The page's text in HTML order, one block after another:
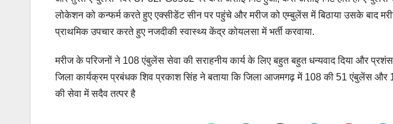
लोकेशन को कन्फर्म करते हुए एक्सीडेंट सीन पर पहुंचे और मरीज को एम्बुलेंस में बिठाया उसके बाद
प्राथमिक उपचार करते हुए नजदीकी स्वास्थ्य केंद्र कोयलसा में भर्ती करवाया.
मरीज के परिजनों ने 108 एंबुलेंस सेवा की सराहनीय कार्य के लिए बहुत बहुत धन्यवाद दिया और
जिला कार्यक्रम प्रबंधक शिव प्रकाश सिंह ने बताया कि जिला आजमगढ़ में 108 की 51 एंबुलेंस
की सेवा में सदैव तत्पर है